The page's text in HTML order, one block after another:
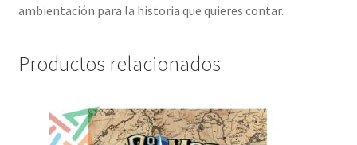
ambientación para la historia que quieres contar.
Productos relacionados